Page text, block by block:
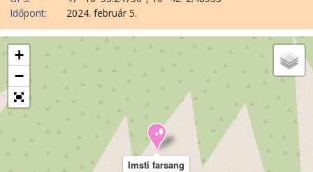
Időpont:
2024. február 5.
Imsti farsang
+
−